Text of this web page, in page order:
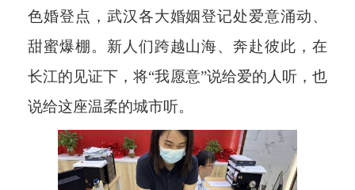
色婚登点，武汉各大婚姻登记处爱意涌动、
甜蜜爆棚。新人们跨越山海、奔赴彼此，在
长江的见证下，将“我愿意”说给爱的人听，也
说给这座温柔的城市听。